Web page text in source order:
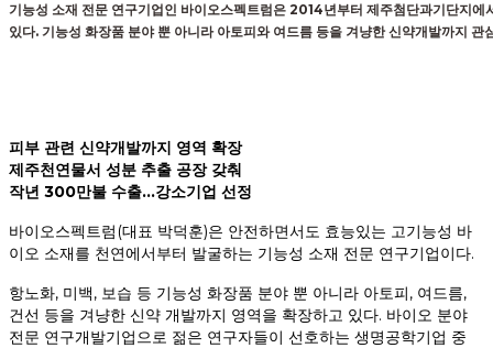
기능성 소재 전문 연구기업인 바이오스펙트럼은 2014년부터 제주첨단과기단지에
있다. 기능성 화장품 분야 뿐 아니라 아토피와 여드름 등을 겨냥한 신약개발까지 관
피부 관련 신약개발까지 영역 확장
제주천연물서 성분 추출 공장 갖춰
작년 300만불 수출…강소기업 선정
바이오스펙트럼(대표 박덕훈)은 안전하면서도 효능있는 고기능성 바
이오 소재를 천연에서부터 발굴하는 기능성 소재 전문 연구기업이다.
항노화, 미백, 보습 등 기능성 화장품 분야 뿐 아니라 아토피, 여드름,
건선 등을 겨냥한 신약 개발까지 영역을 확장하고 있다. 바이오 분야
전문 연구개발기업으로 젊은 연구자들이 선호하는 생명공학기업 중